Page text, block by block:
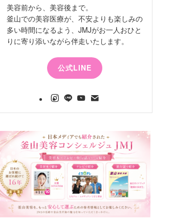
美容前から、美容後まで。
釜山での美容医療が、不安よりも楽しみの
多い時間になるよう、JMJがお一人おひと
りに寄り添いながら伴走いたします。
公式LINE